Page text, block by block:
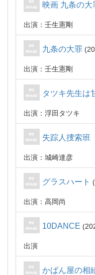
映画 九条の大
出演：壬生憲剛
九条の大罪
出演：壬生憲剛
タツキ先生は
出演：浮田タツキ
失踪人捜索
出演：城崎達彦
グラスハート
出演：高岡尚
10DANCE
出演
かばん屋の相